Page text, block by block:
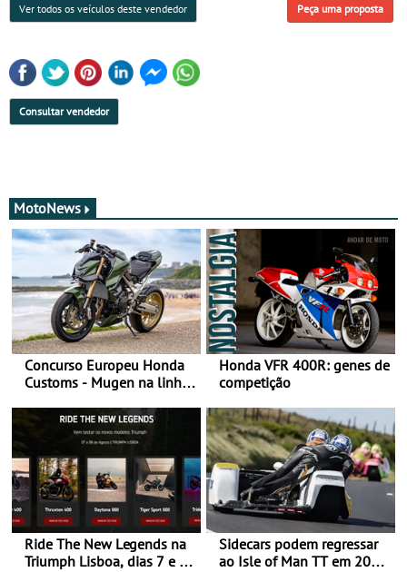
Ver todos os veículos deste vendedor Peça uma proposta
Consultar vendedor
MotoNews
Concurso Europeu Honda
Customs - Mugen na linha
ganhar
Honda VFR 400R: genes de
competição
Ride The New Legends na
Triumph Lisboa, dias 7 e 8
Sidecars podem regressar
ao Isle of Man TT em 2027